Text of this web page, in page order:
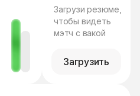
Загрузи резюме,
чтобы видеть
мэтч с вакой
Загрузить